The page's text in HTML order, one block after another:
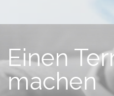
Einen
machen